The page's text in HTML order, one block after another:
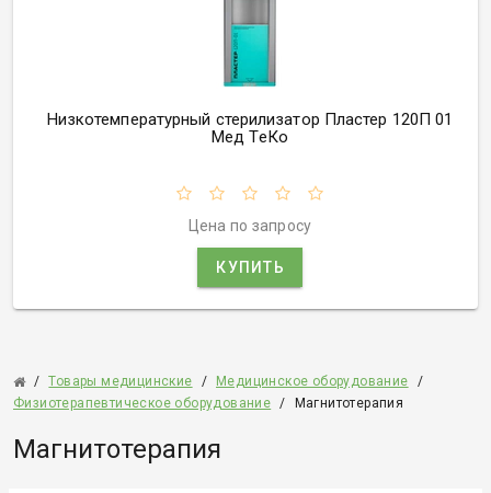
Низкотемпературный стерилизатор Пластер 120П 01
Мед ТеКо
Цена по запросу
КУПИТЬ
/ Товары медицинские / Медицинское оборудование
/
Физиотерапевтическое оборудование / Магнитотерапия
Магнитотерапия